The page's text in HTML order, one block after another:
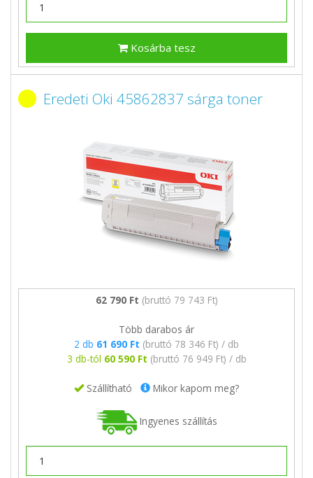
Kosárba tesz
Eredeti Oki 45862837 sárga toner
62 790 Ft (bruttó 79 743 Ft)
Több darabos ár
2 db 61 690 Ft (bruttó 78 346 Ft) / db
3 db-tól 60 590 Ft (bruttó 76 949 Ft) / db
Szállítható Mikor kapom meg?
Ingyenes szállítás